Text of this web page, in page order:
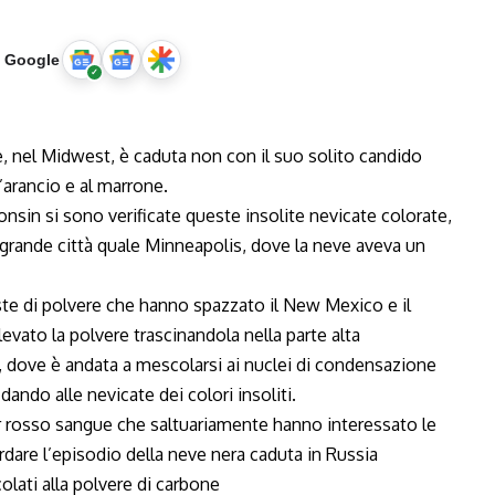
Google
nel Midwest, è caduta non con il suo solito candido
e al marrone.
si sono verificate queste insolite nevicate colorate,
città quale Minneapolis, dove la neve aveva un
di polvere che hanno spazzato il New Mexico e il
la polvere trascinandola nella parte alta
è andata a mescolarsi ai nuclei di condensazione
alle nevicate dei colori insoliti.
sangue che saltuariamente hanno interessato le
l’episodio della neve nera caduta in Russia
alla polvere di carbone